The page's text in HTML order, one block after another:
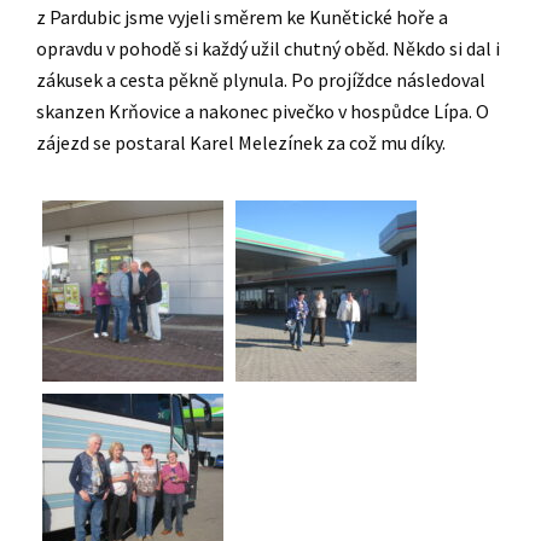
z Pardubic jsme vyjeli směrem ke Kunětické hoře a
opravdu v pohodě si každý užil chutný oběd. Někdo si dal i
zákusek a cesta pěkně plynula. Po projíždce následoval
skanzen Krňovice a nakonec pivečko v hospůdce Lípa. O
zájezd se postaral Karel Melezínek za což mu díky.